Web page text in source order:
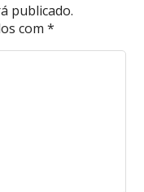
publicado.
com*